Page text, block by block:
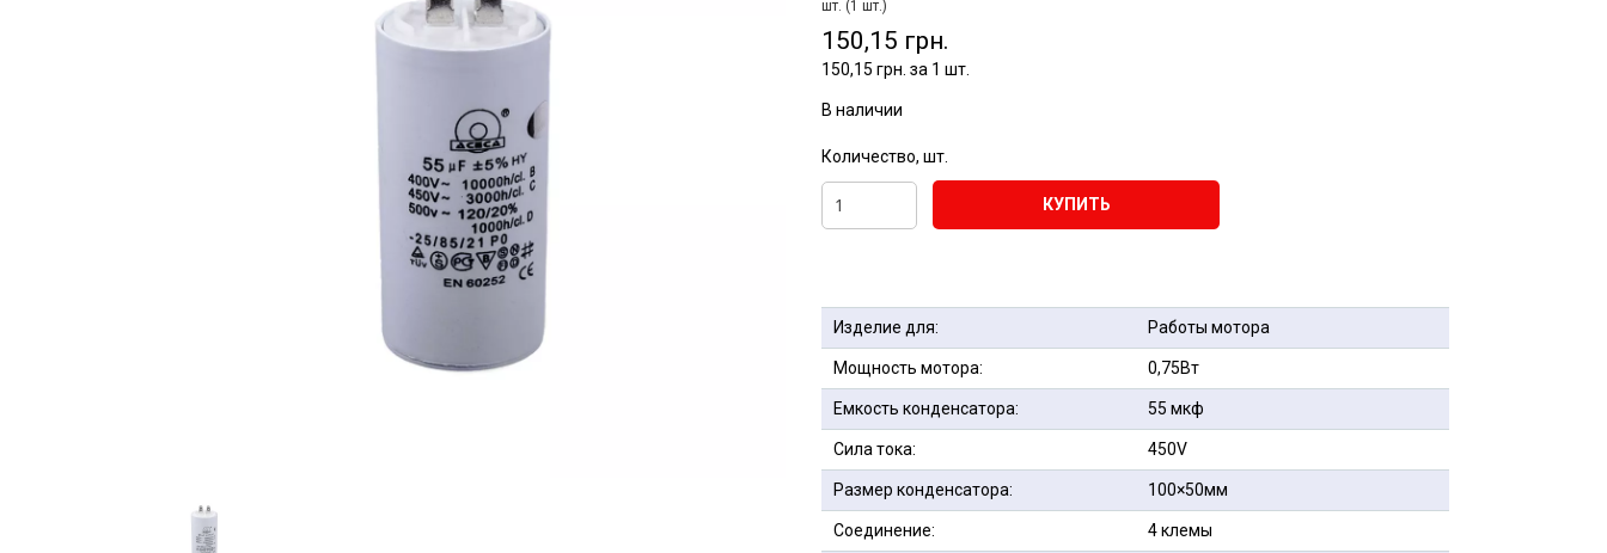
шт. (1 шт.)
150,15 грн.
150,15 грн. за 1 шт.
В наличии
Количество, шт.
КУПИТЬ
Изделие для: Работы мотора
Мощность мотора: 0,75Вт
Емкость конденсатора: 55 мкф
Сила тока: 450V
Размер конденсатора: 100×50мм
Соединение: 4 клемы